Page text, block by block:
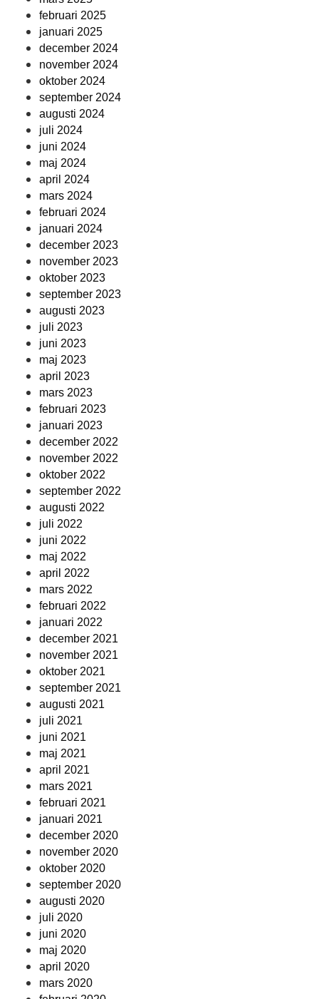
februari 2025
januari 2025
december 2024
november 2024
oktober 2024
september 2024
augusti 2024
juli 2024
juni 2024
maj 2024
april 2024
mars 2024
februari 2024
januari 2024
december 2023
november 2023
oktober 2023
september 2023
augusti 2023
juli 2023
juni 2023
maj 2023
april 2023
mars 2023
februari 2023
januari 2023
december 2022
november 2022
oktober 2022
september 2022
augusti 2022
juli 2022
juni 2022
maj 2022
april 2022
mars 2022
februari 2022
januari 2022
december 2021
november 2021
oktober 2021
september 2021
augusti 2021
juli 2021
juni 2021
maj 2021
april 2021
mars 2021
februari 2021
januari 2021
december 2020
november 2020
oktober 2020
september 2020
augusti 2020
juli 2020
juni 2020
maj 2020
april 2020
mars 2020